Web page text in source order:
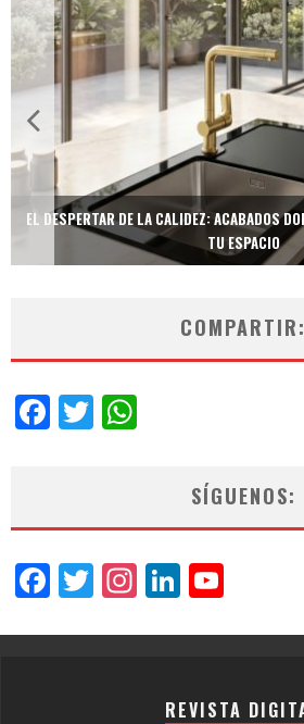
EL DESPERTAR DE LA CALIDEZ: ACABADOS
TU ESPACIO
COMPARTIR:
Facebook
Twitter
SÍGUENOS:
Facebook
Twitter
Instagram
LinkedIn
REVISTA